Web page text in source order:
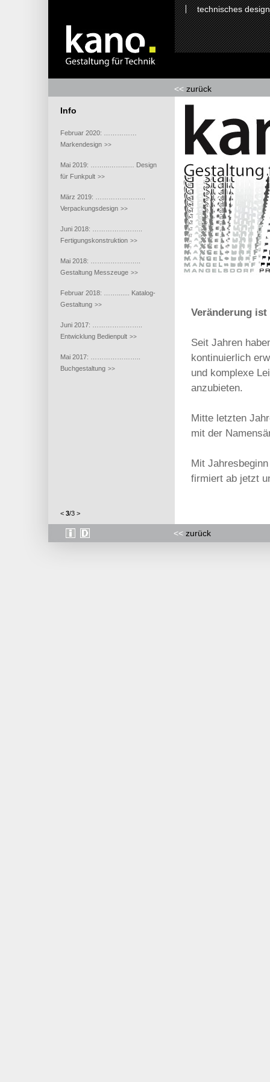
technisches design
<< zurück
Info
Februar 2020: ……………
Markendesign >>
Mai 2019: ……...……...… Design
für Funkpult >>
März 2019: …………………..
Verpackungsdesign >>
Juni 2018: …………………..
Fertigungskonstruktion >>
Mai 2018: …………………..
Gestaltung Messzeuge >>
Februar 2018: ……....... Katalog-
Gestaltung >>
Juni 2017: …………………..
Entwicklung Bedienpult >>
Mai 2017: …………………..
Buchgestaltung >>
Veränderung
Seit Jahren
kontinuierlich
und komplexe
anzubieten.
Mitte letzten
mit der
Mit
firmiert ab jetzt
<< zurück
< 3/3 >